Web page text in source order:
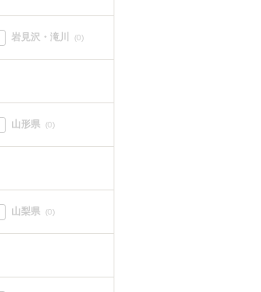
岩見沢・滝川 (0)
山形県 (0)
山梨県 (0)